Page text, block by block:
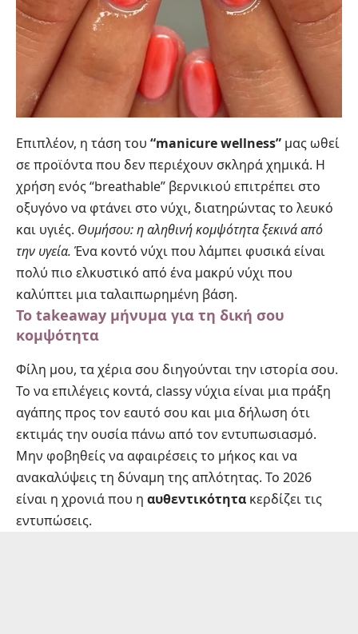
Επιπλέον, η τάση του “manicure wellness” μας ωθεί
σε προϊόντα που δεν περιέχουν σκληρά χημικά. Η
χρήση ενός “breathable” βερνικιού επιτρέπει στο
οξυγόνο να φτάνει στο νύχι, διατηρώντας το λευκό
και υγιές. Θυμήσου: η αληθινή κομψότητα ξεκινά από
την υγεία. Ένα κοντό νύχι που λάμπει φυσικά είναι
πολύ πιο ελκυστικό από ένα μακρύ νύχι που
καλύπτει μια ταλαιπωρημένη βάση.
Το takeaway μήνυμα για τη δική σου
κομψότητα
Φίλη μου, τα χέρια σου διηγούνται την ιστορία σου.
Το να επιλέγεις κοντά, classy νύχια είναι μια πράξη
αγάπης προς τον εαυτό σου και μια δήλωση ότι
εκτιμάς την ουσία πάνω από τον εντυπωσιασμό.
Μην φοβηθείς να αφαιρέσεις το μήκος και να
ανακαλύψεις τη δύναμη της απλότητας. Το 2026
είναι η χρονιά που η αυθεντικότητα κερδίζει τις
εντυπώσεις.